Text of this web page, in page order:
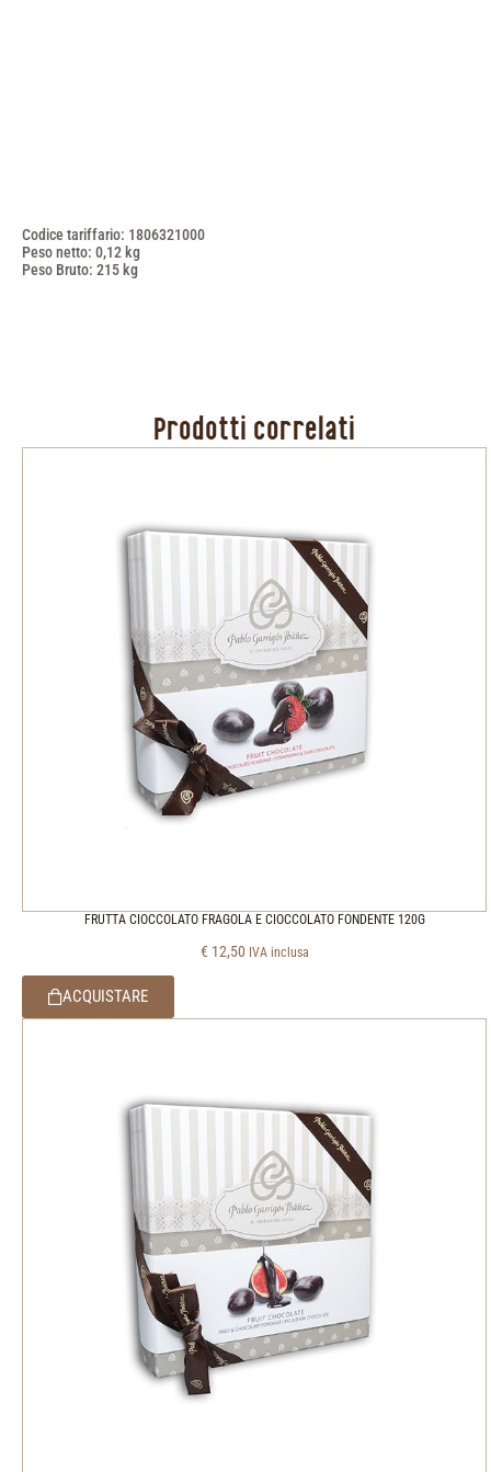
Codice tariffario: 1806321000
Peso netto: 0,12 kg
Peso Bruto: 215 kg
Prodotti correlati
FRUTTA CIOCCOLATO FRAGOLA E CIOCCOLATO FONDENTE 120G
€ 12,50 IVA inclusa
ACQUISTARE